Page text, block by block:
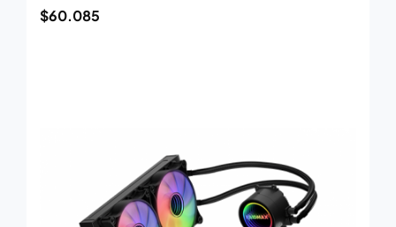
$60.085